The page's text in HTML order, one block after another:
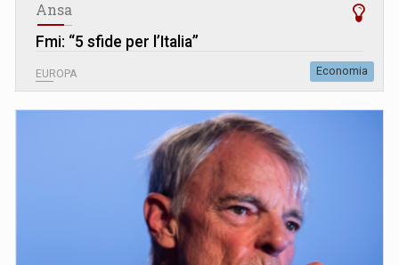
Ansa
Fmi: “5 sfide per l’Italia”
EUROPA Economia